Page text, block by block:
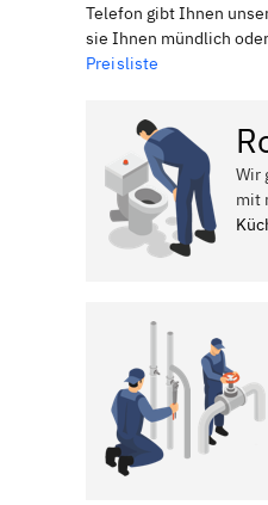
Telefon gibt Ihnen
sie Ihnen mündlich
Preisliste
Wir
mit